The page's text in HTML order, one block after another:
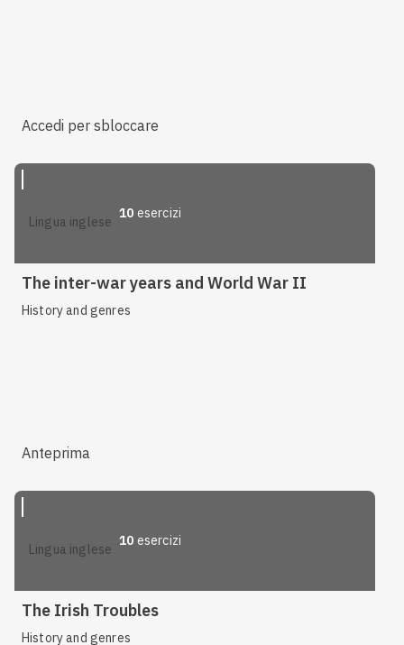
Accedi per sbloccare
lingua inglese
10 esercizi
The inter-war years and World War II
History and genres
Anteprima
lingua inglese
10 esercizi
The Irish Troubles
History and genres